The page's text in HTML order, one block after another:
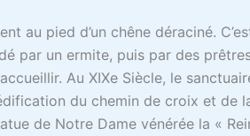
au pied d’un chêne déraciné.
par un ermite, puis par des
Au XIXe Siècle, le
du chemin de croix et de
de Notre Dame vénérée la «